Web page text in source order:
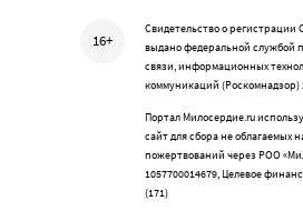
16+
Свидетельство о
выдано федеральной службой
связи, информационных
коммуникаций (Роскомнадзор)
Портал Милосердие.ru
сайт для сбора не облагаемых
пожертвований через РОО
1057700014679, Целевое
(171)